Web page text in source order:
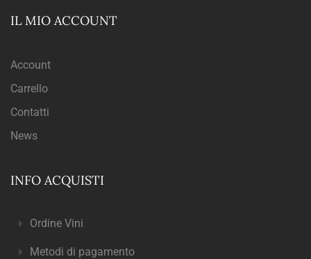
IL MIO ACCOUNT
Account
Carrello
Contatti
News
INFO ACQUISTI
Ordine Vini
Metodi di pagamento